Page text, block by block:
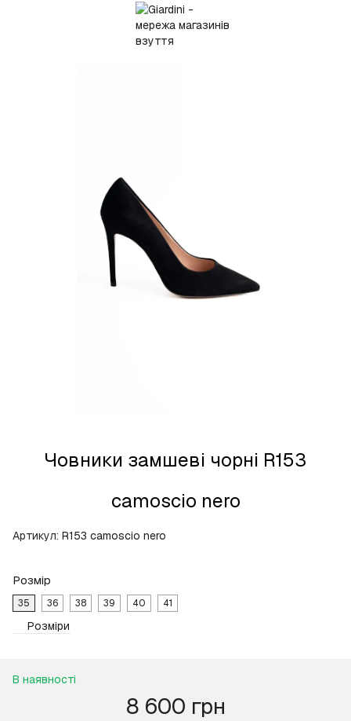
Човники замшеві чорні R153
camoscio nero
Артикул: R153 camoscio nero
Розмір
35 36 38 39 40 41
Розміри
В наявності
8 600 грн